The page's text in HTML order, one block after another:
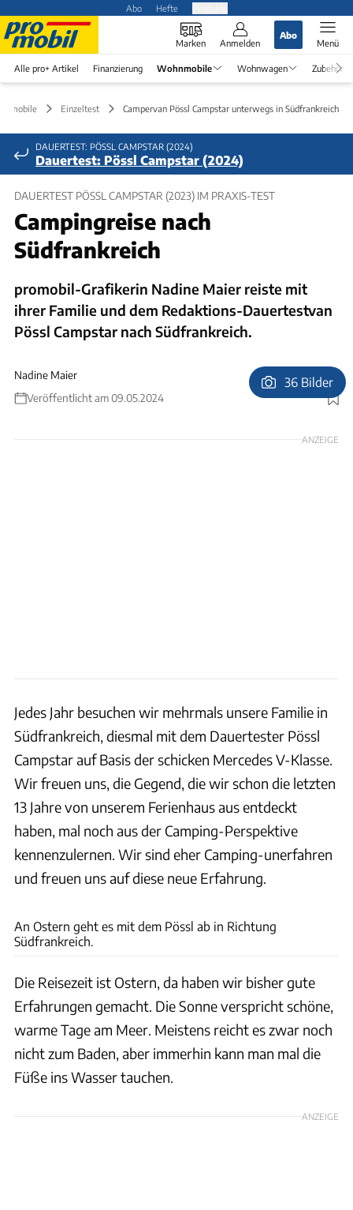
Abo Hefte
Marken Anmelden
Abo
Menü
Alle pro+ Artikel Finanzierung Wohnmobile Wohnwagen Zubehör
Einzeltest Campervan Pössl Campstar unterwegs in Südfrankreich
DAUERTEST: PÖSSL CAMPSTAR (2024)
Dauertest: Pössl Campstar (2024)
DAUERTEST PÖSSL CAMPSTAR (2023) IM PRAXIS-TEST
Campingreise nach
Südfrankreich
promobil-Grafikerin Nadine Maier reiste mit
ihrer Familie und dem Redaktions-Dauertestvan
Pössl Campstar nach Südfrankreich.
Nadine Maier
Veröffentlicht am 09.05.2024
Foto: Nadine Maier
36 Bilder
ANZEIGE
Jedes Jahr besuchen wir mehrmals unsere Familie in
Südfrankreich, diesmal mit dem Dauertester Pössl
Campstar auf Basis der schicken Mercedes V-Klasse.
Wir freuen uns, die Gegend, die wir schon die letzten
13 Jahre von unserem Ferienhaus aus entdeckt
haben, mal noch aus der Camping-Perspektive
kennenzulernen. Wir sind eher Camping-unerfahren
und freuen uns auf diese neue Erfahrung.
An Ostern geht es mit dem Pössl ab in Richtung
Südfrankreich.
Die Reisezeit ist Ostern, da haben wir bisher gute
Erfahrungen gemacht. Die Sonne verspricht schöne,
warme Tage am Meer. Meistens reicht es zwar noch
nicht zum Baden, aber immerhin kann man mal die
Füße ins Wasser tauchen.
ANZEIGE